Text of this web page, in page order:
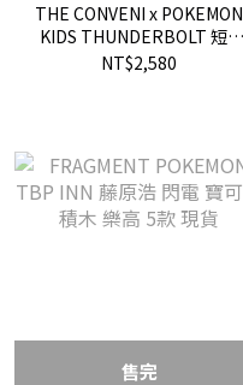
THE CONVENI x POKEMON
KIDS THUNDERBOLT 短T
LOGO
NT$2,580
售完